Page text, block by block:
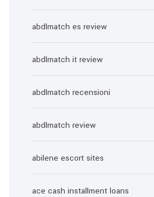
abdlmatch es review
abdlmatch it review
abdlmatch recensioni
abdlmatch review
abilene escort sites
ace cash installment loans